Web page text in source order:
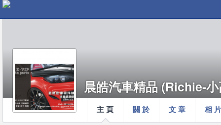
主 頁 關 於 文 章 相 片
晨皓汽車精品 (Richie-